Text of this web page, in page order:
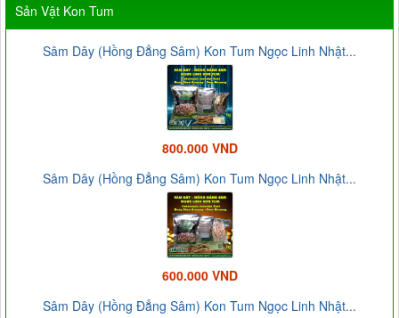
Sản Vật Kon Tum
Sâm Dây (Hồng Đẳng Sâm) Kon Tum Ngọc Linh Nhật...
800.000 VND
Sâm Dây (Hồng Đẳng Sâm) Kon Tum Ngọc Linh Nhật...
600.000 VND
Sâm Dây (Hồng Đẳng Sâm) Kon Tum Ngọc Linh Nhật...